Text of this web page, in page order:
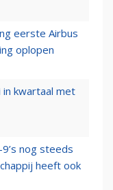
eerste Airbus
oplopen
kwartaal met
nog steeds
heeft ook